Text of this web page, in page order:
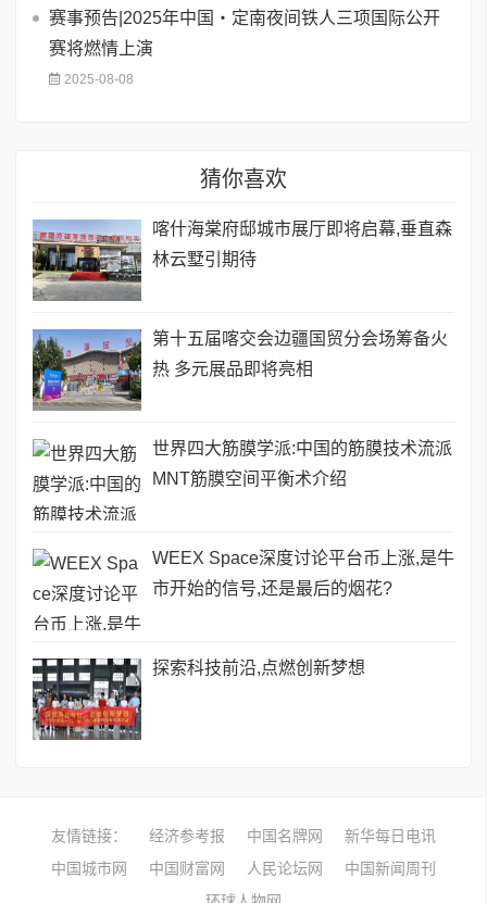
赛事预告|2025年中国・定南夜间铁人三项国际公开
赛将燃情上演
2025-08-08
猜你喜欢
喀什海棠府邸城市展厅即将启幕,垂直森
林云墅引期待
第十五届喀交会边疆国贸分会场筹备火
热 多元展品即将亮相
世界四大筋膜学派:中国的筋膜技术流派
MNT筋膜空间平衡术介绍
WEEX Space深度讨论平台币上涨,是牛
市开始的信号,还是最后的烟花?
探索科技前沿,点燃创新梦想
友情链接： 经济参考报 中国名牌网
新华每日电讯
中国城市网
中国财富网 人民论坛网
中国新闻周刊